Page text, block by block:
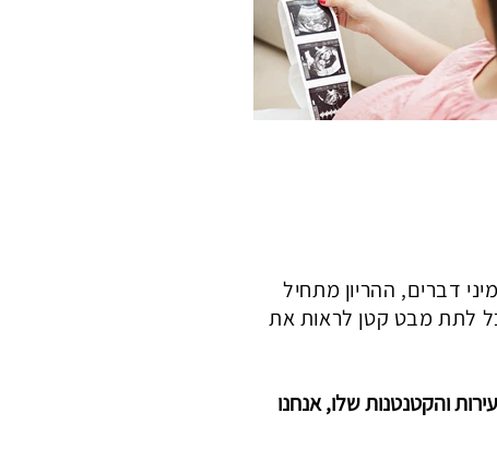
דברים, ההריון מתחיל
לתת מבט קטן לראות את
והקטנטנות שלו, אנחנו